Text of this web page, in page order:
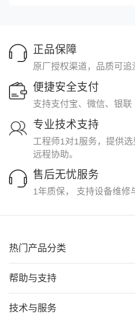
正品保障
原厂授权渠道，品质可追
便捷安全支付
支持支付宝、微信、银联
专业技术支持
工程师1对1服务，提供
远程协助。
售后无忧服务
1年质保， 支持设备维修
热门产品分类
帮助与支持
技术与服务